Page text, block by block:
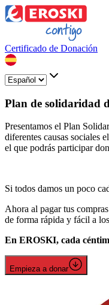
Certificado de Donación
Plan de solidaridad
Presentamos el Plan
diferentes causas sociales
el que podrás participar
Si todos damos un poco
Ahora al pagar tus
de forma rápida y fácil a
En EROSKI, cada
Empieza a donar